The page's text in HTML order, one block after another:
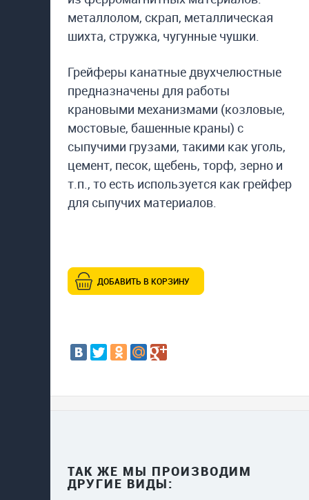
металлолом, скрап, металлическая
шихта, стружка, чугунные чушки.
Грейферы канатные двухчелюстные
предназначены для работы
крановыми механизмами (козловые,
мостовые, башенные краны) с
cыпучими грузами, такими как уголь,
цемент, песок, щебень, торф, зерно и
т.п., то есть используется как грейфер
для сыпучих материалов.
ДОБАВИТЬ В КОРЗИНУ
ТАК ЖЕ МЫ ПРОИЗВОДИМ
ДРУГИЕ ВИДЫ: